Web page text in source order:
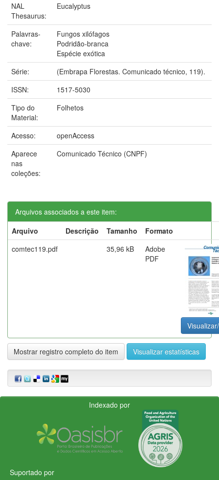
NAL
Thesaurus:
Eucalyptus
Palavras-
chave:
Fungos xilófagos
Podridão-branca
Espécie exótica
Série:
(Embrapa Florestas. Comunicado técnico, 119).
ISSN:
1517-5030
Tipo do
Material:
Folhetos
Acesso:
openAccess
Aparece
nas
coleções:
Comunicado Técnico (CNPF)
Arquivos associados a este item:
Arquivo
Descrição Tamanho
Formato
comtec119.pdf
35,96 kB
Adobe
PDF
Mostrar registro completo do item Visualizar estatísticas
Indexado por
Suportado por